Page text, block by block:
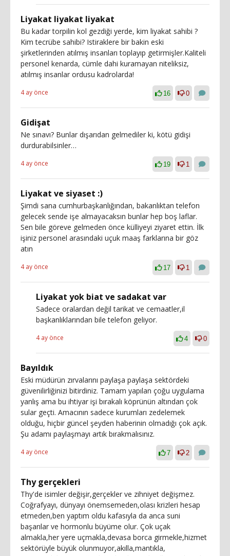
Liyakat liyakat liyakat
Bu kadar torpilin kol gezdiği yerde, kim liyakat sahibi ?
Kim tecrübe sahibi? Istiraklere bir bakin eski
şirketlerinden atılmış insanları toplayıp getirmişler.Kaliteli
personel kenarda, cümle dahi kuramayan niteliksiz,
atılmış insanlar ordusu kadrolarda!
4 ay önce 16 0
Gidişat
Ne sınavı? Bunlar dışarıdan gelmediler ki, kötü gidişi
durdurabilsinler…
4 ay önce 19 1
Liyakat ve siyaset :)
Şimdi sana cumhurbaşkanlığından, bakanlıktan telefon
gelecek sende işe almayacaksın bunlar hep boş laflar.
Sen bile göreve gelmeden önce külliyeyi ziyaret ettin. İlk
işiniz personel arasındaki uçuk maaş farklarına bir göz
atın
4 ay önce 17 1
Liyakat yok biat ve sadakat var
Sadece oralardan değil tarikat ve cemaatler,il
başkanlıklarından bile telefon geliyor.
4 ay önce 4 0
Bayıldık
Eski müdürün zırvalarını paylaşa paylaşa sektördeki
güvenilirliğinizi bitirdiniz. Tamam yapılan çoğu uygulama
yanlış ama bu ihtiyar işi bırakalı köprünün altından çok
sular geçti. Amacının sadece kurumları zedelemek
olduğu, hiçbir güncel şeyden haberinin olmadığı çok açık.
Şu adamı paylaşmayı artık bırakmalısınız.
4 ay önce 7 2
Thy gerçekleri
Thy'de isimler değişir,gerçekler ve zihniyet değişmez.
Coğrafyayı, dünyayı önemsemeden,olası krizleri hesap
etmeden,ben yaptım oldu kafasıyla da anca suni
başarılar ve hormonlu büyüme olur. Çok uçak
almakla,her yere uçmakla,devasa borca girmekle,hizmet
sektörüyle büyük olunmuyor,akılla,mantıkla,